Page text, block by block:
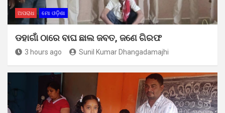
ଅପରାଧ ମୋ ଓଡ଼ିଶା
ଡହାଗାଁ ଠାରେ ବାଘ ଛାଲ ଜବତ, ଜଣେ ଗିରଫ
3 hours ago Sunil Kumar Dhangadamajhi